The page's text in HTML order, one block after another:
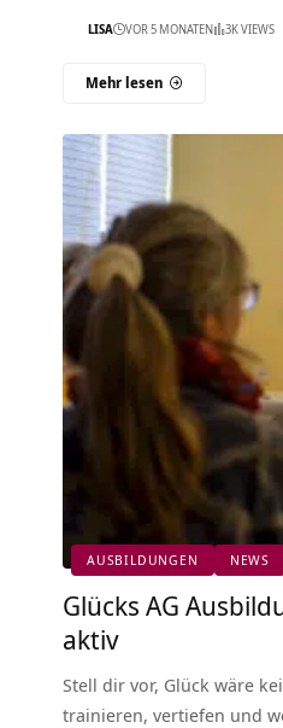
LISA VOR 5 MONATEN 3K VIEWS
Mehr lesen
AUSBILDUNGEN NEWS
Glücks AG
aktiv
Stell dir vor, Glück wäre
trainieren, vertiefen und